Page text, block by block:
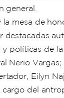
general.
la mesa de
destacadas
y políticas de
Nerio Vargas;
Eilyn
cargo del